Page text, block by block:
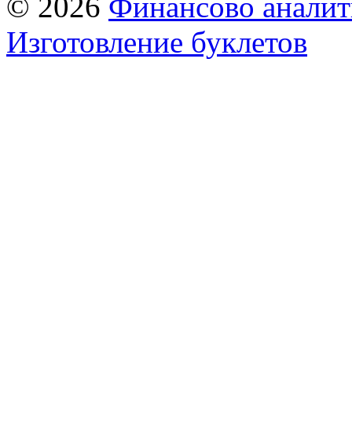
Изготовление буклетов